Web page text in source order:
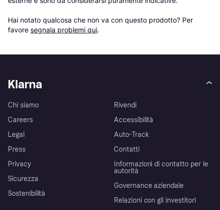
Hai notato qualcosa che non va con questo prodotto? Per
favore segnala problemi qui.
Klarna
Chi siamo
Careers
Legal
Press
Privacy
Sicurezza
Sostenibilità
Rivendi
Accessibilità
Auto-Track
Contatti
Informazioni di contatto per le
autorità
Governance aziendale
Relazioni con gli investitori